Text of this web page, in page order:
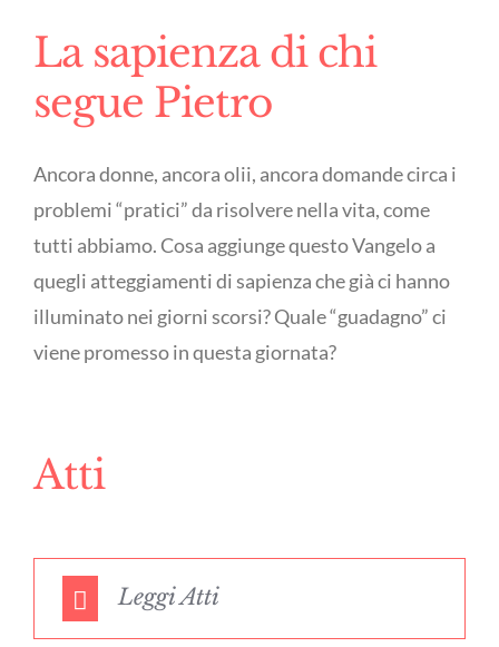
La sapienza di chi
segue Pietro
Ancora donne, ancora olii, ancora domande circa i
problemi “pratici” da risolvere nella vita, come
tutti abbiamo. Cosa aggiunge questo Vangelo a
quegli atteggiamenti di sapienza che già ci hanno
illuminato nei giorni scorsi? Quale “guadagno” ci
viene promesso in questa giornata?
Atti
Leggi Atti